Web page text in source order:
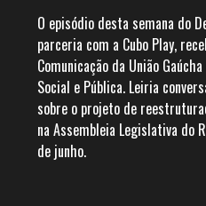
O episódio desta semana do
parceria com a Cubo Play,
Comunicação da União
Social e Pública. Leiria
sobre o projeto de
na Assembleia Legislativa do
de junho.